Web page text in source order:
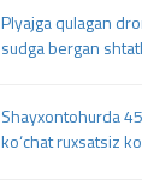
Plyajga qulagan
sudga bergan
Shayxontohurda
ko‘chat ruxsatsiz